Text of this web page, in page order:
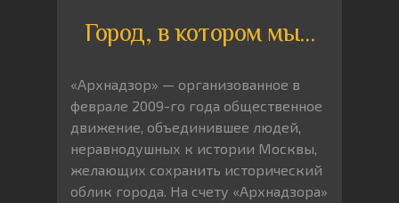
Город, в котором мы…
«Архнадзор» — организованное в
феврале 2009-го года общественное
движение, объединившее людей,
неравнодушных к истории Москвы,
желающих сохранить исторический
облик города. На счету «Архнадзора»